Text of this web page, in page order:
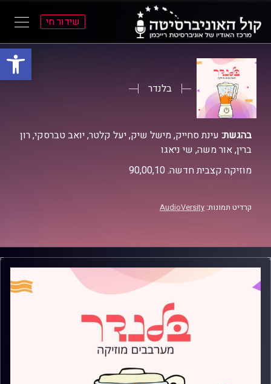
פתח
התפריט
התוכן
שידור חי
בלנדר
בהגשת: עינת סחייק, מישל שיק, יעל קלטר, יואב טברסקי, רון
ברין, אור משה, שי ניאגו
מוזיקה קצבית חדשה. 90,00,10
קרדיט תמונות: AudioVersity